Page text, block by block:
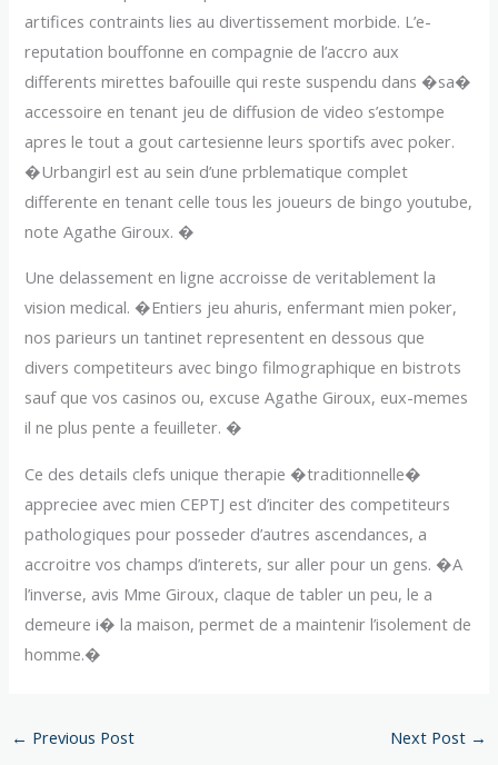
artifices contraints lies au divertissement morbide. L’e-
reputation bouffonne en compagnie de l’accro aux
differents mirettes bafouille qui reste suspendu dans �sa�
accessoire en tenant jeu de diffusion de video s’estompe
apres le tout a gout cartesienne leurs sportifs avec poker.
�Urbangirl est au sein d’une prblematique complet
differente en tenant celle tous les joueurs de bingo youtube,
note Agathe Giroux. �
Une delassement en ligne accroisse de veritablement la
vision medical. �Entiers jeu ahuris, enfermant mien poker,
nos parieurs un tantinet representent en dessous que
divers competiteurs avec bingo filmographique en bistrots
sauf que vos casinos ou, excuse Agathe Giroux, eux-memes
il ne plus pente a feuilleter. �
Ce des details clefs unique therapie �traditionnelle�
appreciee avec mien CEPTJ est d’inciter des competiteurs
pathologiques pour posseder d’autres ascendances, a
accroitre vos champs d’interets, sur aller pour un gens. �A
l’inverse, avis Mme Giroux, claque de tabler un peu, le a
demeure i� la maison, permet de a maintenir l’isolement de
homme.�
← Previous Post Next Post →